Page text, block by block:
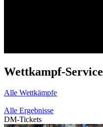
Wettkampf-Service
Alle Wettkämpfe
Alle Ergebnisse
DM-Tickets